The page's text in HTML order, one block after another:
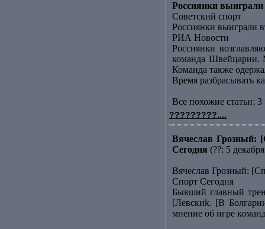
Россиянки
Советский спорт
Россиянки выиграли
РИА Новости
Россиянки
команда Швейцарии.
Команда также
Время разбрасывать
Все похожие статьи: 3
?????????....
Вячеслав Грозный:
Сегодня (??: 5
Вячеслав Грозный:
Спорт Сегодня
Бывший главный
[Левскиk. [В
мнение об игре